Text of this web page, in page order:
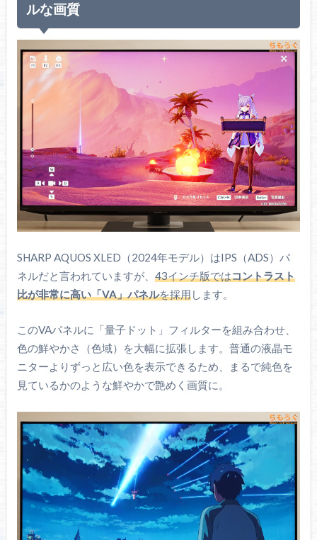
ルな画質
SHARP AQUOS XLED（2024年モデル）はIPS（ADS）パ
ネルだと言われていますが、 43インチ版ではコントラスト
比が非常に高い「VA」パネルを採用 します。
このVAパネルに「量子ドット」フィルターを組み合わせ、
色の鮮やかさ（色域）を大幅に拡張します。普通の液晶モ
ニターよりずっと広い色を表示できるため、まるで純色を
見ているかのような鮮やかで艶めく画質に。